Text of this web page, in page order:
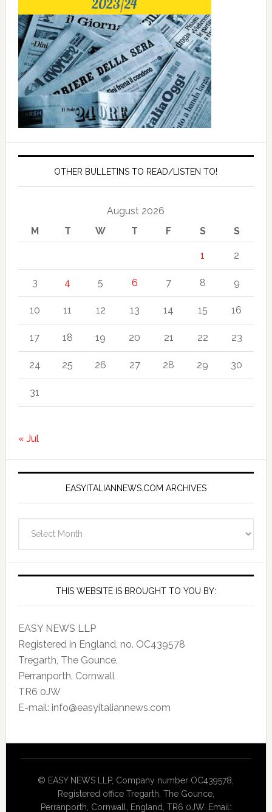
OTHER BULLETINS TO READ/LISTEN TO!
August 2026
M
T W T F S S
1 2
3 4 5 6 7 8 9
10 11 12 13 14 15 16
17 18 19 20 21 22 23
24 25 26 27 28 29 30
31
« Jul
EASYITALIANNEWS.COM ARCHIVES
THIS WEBSITE IS BROUGHT TO YOU BY:
EASY NEWS LLP
Registered in England, no. OC439578
Tregarth, The Gounce,
Perranporth, Cornwall
TR6 0JW
E-mail: info@easyitaliannews.com
© EASY NEWS LLP, Company number OC439578,
Registered office Tregarth, The Gounce,
Perranporth, Cornwall, England, TR6 0JW. Email: